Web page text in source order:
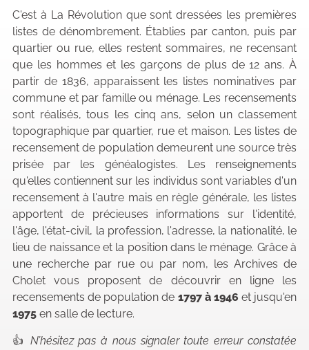
C'est à La Révolution que sont dressées les premières
listes de dénombrement. Établies par canton, puis par
quartier ou rue, elles restent sommaires, ne recensant
que les hommes et les garçons de plus de 12 ans. À
partir de 1836, apparaissent les listes nominatives par
commune et par famille ou ménage. Les recensements
sont réalisés, tous les cinq ans, selon un classement
topographique par quartier, rue et maison. Les listes de
recensement de population demeurent une source très
prisée par les généalogistes. Les renseignements
qu'elles contiennent sur les individus sont variables d'un
recensement à l'autre mais en règle générale, les listes
apportent de précieuses informations sur l'identité,
l'âge, l'état-civil, la profession, l'adresse, la nationalité, le
lieu de naissance et la position dans le ménage. Grâce à
une recherche par rue ou par nom, les Archives de
Cholet vous proposent de découvrir en ligne les
recensements de population de 1797 à 1946 et jusqu'en
1975 en salle de lecture.
👍 N’hésitez pas à nous signaler toute erreur constatée